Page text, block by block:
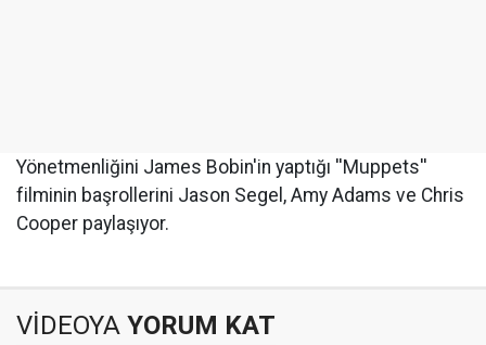
Yönetmenliğini James Bobin'in yaptığı ''Muppets''
filminin başrollerini Jason Segel, Amy Adams ve Chris
Cooper paylaşıyor.
VİDEOYA YORUM KAT